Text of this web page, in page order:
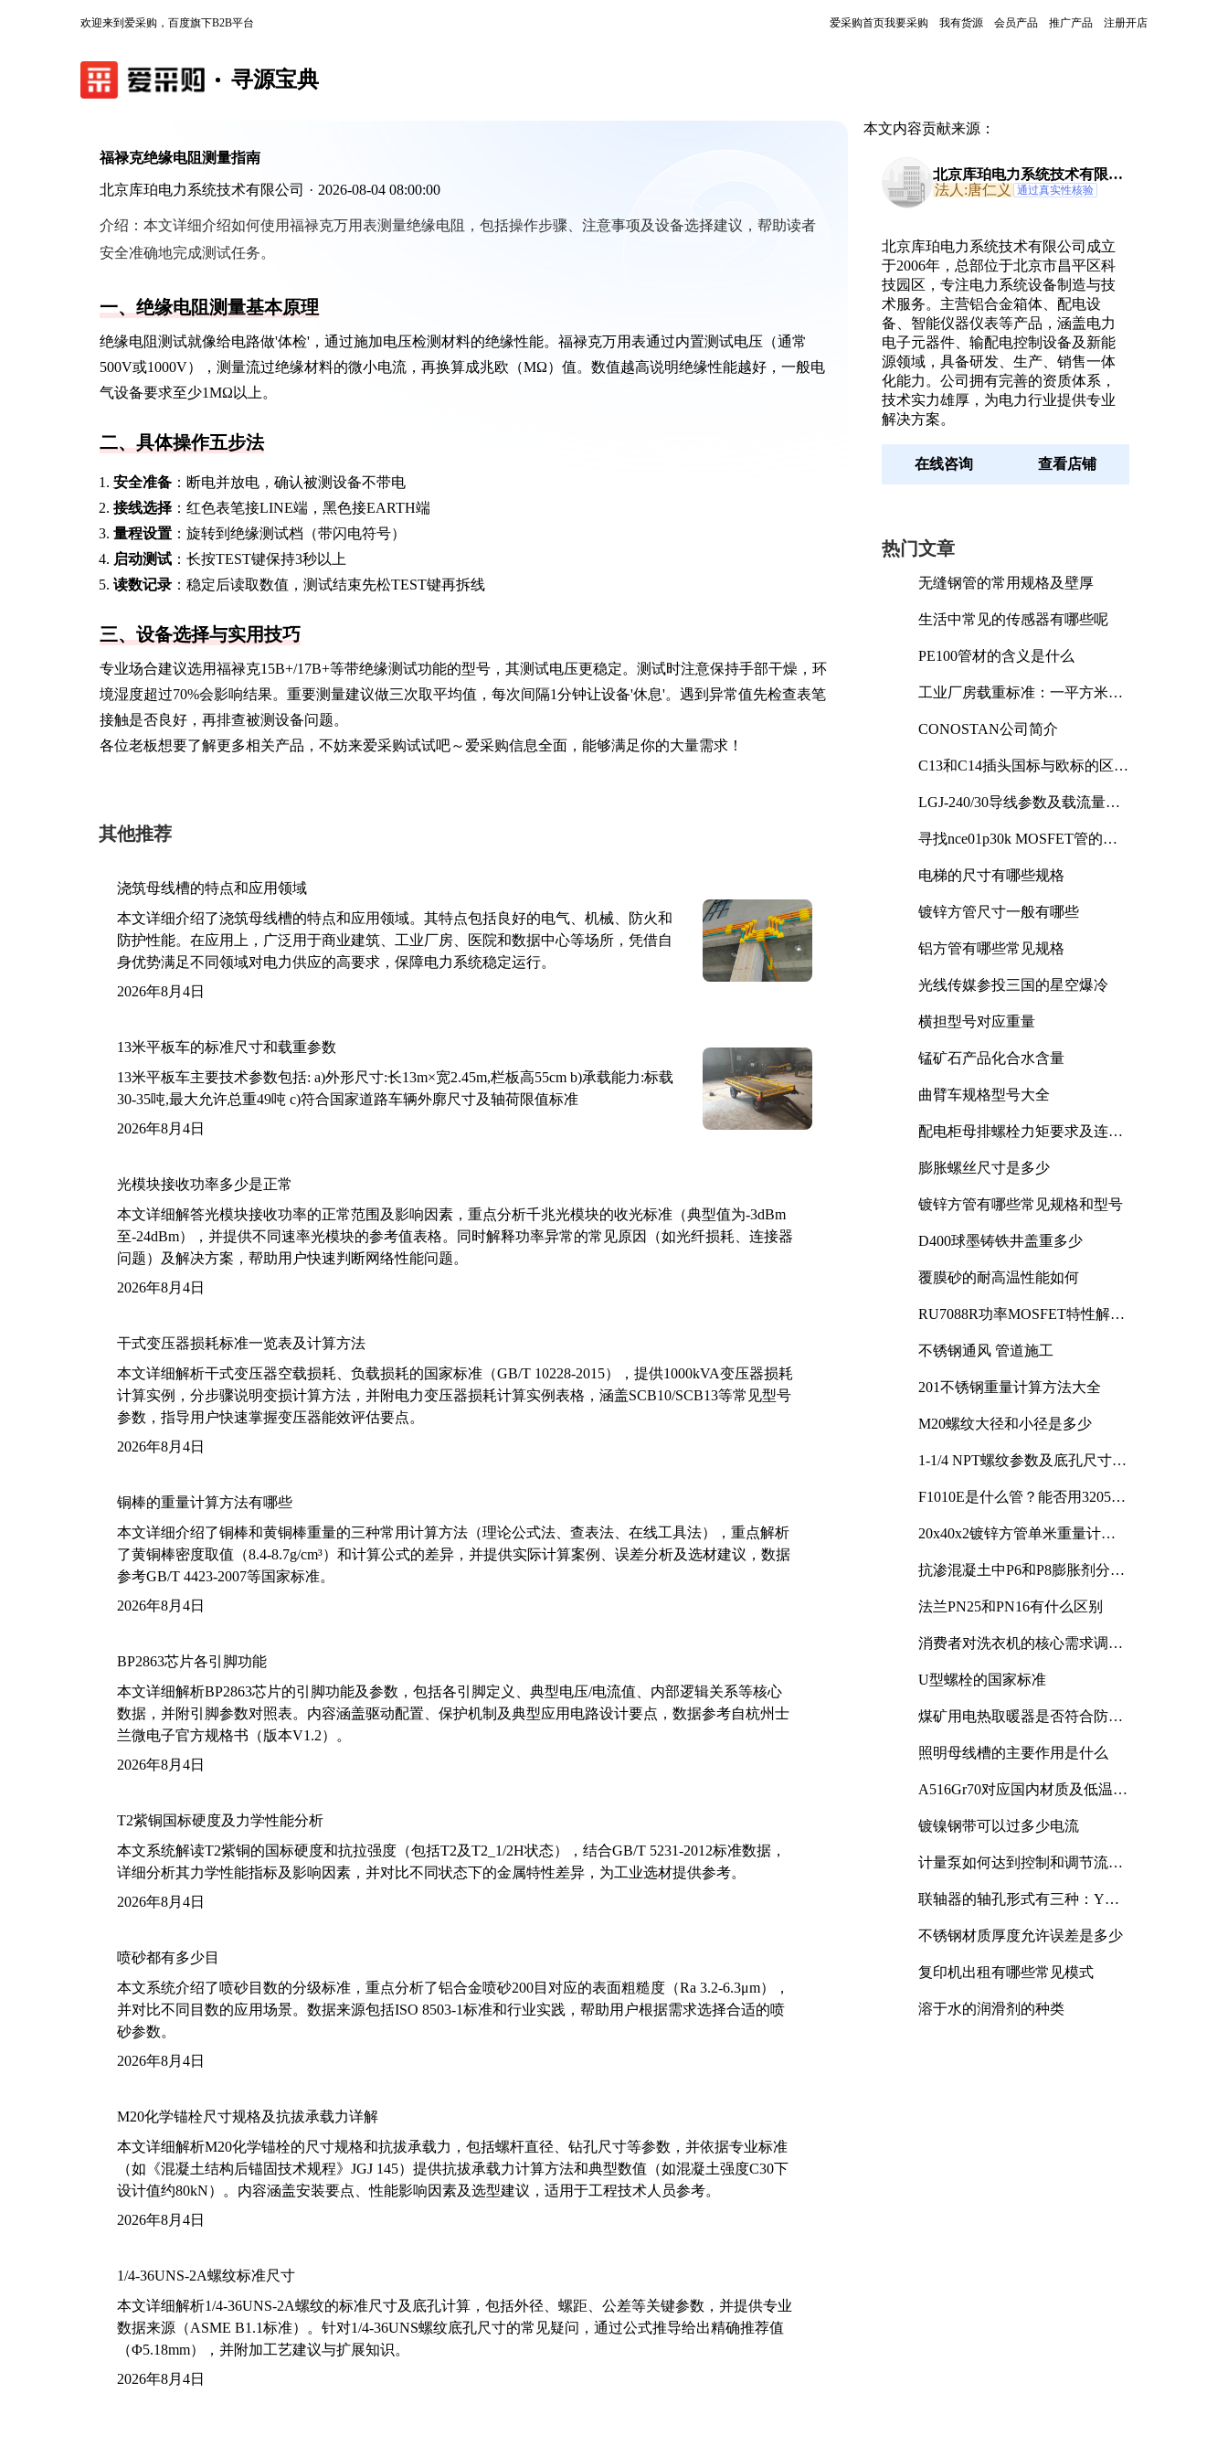
欢迎来到爱采购，百度旗下B2B平台 爱采购首页我要采购 我有货源 会员产品 推广产品 注册开店
寻源宝典
福禄克绝缘电阻测量指南
北京库珀电力系统技术有限公司 · 2026-08-04 08:00:00
介绍： 本文详细介绍如何使用福禄克万用表测量绝缘电阻，包括操作步骤、注意事项及设备选择建议，帮助读者
安全准确地完成测试任务。
一、绝缘电阻测量基本原理
绝缘电阻测试就像给电路做'体检'，通过施加电压检测材料的绝缘性能。福禄克万用表通过内置测试电压（通常
500V或1000V），测量流过绝缘材料的微小电流，再换算成兆欧（MΩ）值。数值越高说明绝缘性能越好，一般电
气设备要求至少1MΩ以上。
二、具体操作五步法
安全准备 ：断电并放电，确认被测设备不带电
接线选择 ：红色表笔接LINE端，黑色接EARTH端
量程设置 ：旋转到绝缘测试档（带闪电符号）
启动测试 ：长按TEST键保持3秒以上
读数记录 ：稳定后读取数值，测试结束先松TEST键再拆线
三、设备选择与实用技巧
专业场合建议选用福禄克15B+/17B+等带绝缘测试功能的型号，其测试电压更稳定。测试时注意保持手部干燥，环
境湿度超过70%会影响结果。重要测量建议做三次取平均值，每次间隔1分钟让设备'休息'。遇到异常值先检查表笔
接触是否良好，再排查被测设备问题。
各位老板想要了解更多相关产品，不妨来爱采购试试吧～爱采购信息全面，能够满足你的大量需求！
其他推荐
浇筑母线槽的特点和应用领域
本文详细介绍了浇筑母线槽的特点和应用领域。其特点包括良好的电气、机械、防火和
防护性能。在应用上，广泛用于商业建筑、工业厂房、医院和数据中心等场所，凭借自
身优势满足不同领域对电力供应的高要求，保障电力系统稳定运行。
2026年8月4日
13米平板车的标准尺寸和载重参数
13米平板车主要技术参数包括: a)外形尺寸:长13m×宽2.45m,栏板高55cm b)承载能力:标载
30-35吨,最大允许总重49吨 c)符合国家道路车辆外廓尺寸及轴荷限值标准
2026年8月4日
光模块接收功率多少是正常
本文详细解答光模块接收功率的正常范围及影响因素，重点分析千兆光模块的收光标准（典型值为-3dBm
至-24dBm），并提供不同速率光模块的参考值表格。同时解释功率异常的常见原因（如光纤损耗、连接器
问题）及解决方案，帮助用户快速判断网络性能问题。
2026年8月4日
干式变压器损耗标准一览表及计算方法
本文详细解析干式变压器空载损耗、负载损耗的国家标准（GB/T 10228-2015），提供1000kVA变压器损耗
计算实例，分步骤说明变损计算方法，并附电力变压器损耗计算实例表格，涵盖SCB10/SCB13等常见型号
参数，指导用户快速掌握变压器能效评估要点。
2026年8月4日
铜棒的重量计算方法有哪些
本文详细介绍了铜棒和黄铜棒重量的三种常用计算方法（理论公式法、查表法、在线工具法），重点解析
了黄铜棒密度取值（8.4-8.7g/cm³）和计算公式的差异，并提供实际计算案例、误差分析及选材建议，数据
参考GB/T 4423-2007等国家标准。
2026年8月4日
BP2863芯片各引脚功能
本文详细解析BP2863芯片的引脚功能及参数，包括各引脚定义、典型电压/电流值、内部逻辑关系等核心
数据，并附引脚参数对照表。内容涵盖驱动配置、保护机制及典型应用电路设计要点，数据参考自杭州士
兰微电子官方规格书（版本V1.2）。
2026年8月4日
T2紫铜国标硬度及力学性能分析
本文系统解读T2紫铜的国标硬度和抗拉强度（包括T2及T2_1/2H状态），结合GB/T 5231-2012标准数据，
详细分析其力学性能指标及影响因素，并对比不同状态下的金属特性差异，为工业选材提供参考。
2026年8月4日
喷砂都有多少目
本文系统介绍了喷砂目数的分级标准，重点分析了铝合金喷砂200目对应的表面粗糙度（Ra 3.2-6.3μm），
并对比不同目数的应用场景。数据来源包括ISO 8503-1标准和行业实践，帮助用户根据需求选择合适的喷
砂参数。
2026年8月4日
M20化学锚栓尺寸规格及抗拔承载力详解
本文详细解析M20化学锚栓的尺寸规格和抗拔承载力，包括螺杆直径、钻孔尺寸等参数，并依据专业标准
（如《混凝土结构后锚固技术规程》JGJ 145）提供抗拔承载力计算方法和典型数值（如混凝土强度C30下
设计值约80kN）。内容涵盖安装要点、性能影响因素及选型建议，适用于工程技术人员参考。
2026年8月4日
1/4-36UNS-2A螺纹标准尺寸
本文详细解析1/4-36UNS-2A螺纹的标准尺寸及底孔计算，包括外径、螺距、公差等关键参数，并提供专业
数据来源（ASME B1.1标准）。针对1/4-36UNS螺纹底孔尺寸的常见疑问，通过公式推导给出精确推荐值
（Φ5.18mm），并附加工艺建议与扩展知识。
2026年8月4日
本文内容贡献来源：
北京库珀电力系统技术有限公
司
法人:唐仁义 通过真实性核验
北京库珀电力系统技术有限公司成立
于2006年，总部位于北京市昌平区科
技园区，专注电力系统设备制造与技
术服务。主营铝合金箱体、配电设
备、智能仪器仪表等产品，涵盖电力
电子元器件、输配电控制设备及新能
源领域，具备研发、生产、销售一体
化能力。公司拥有完善的资质体系，
技术实力雄厚，为电力行业提供专业
解决方案。
在线咨询 查看店铺
热门文章
无缝钢管的常用规格及壁厚
生活中常见的传感器有哪些呢
PE100管材的含义是什么
工业厂房载重标准：一平方米能
CONOSTAN公司简介
C13和C14插头国标与欧标的区别
LGJ-240/30导线参数及载流量解
寻找nce01p30k MOSFET管的合
电梯的尺寸有哪些规格
镀锌方管尺寸一般有哪些
铝方管有哪些常见规格
光线传媒参投三国的星空爆冷
横担型号对应重量
锰矿石产品化合水含量
曲臂车规格型号大全
配电柜母排螺栓力矩要求及连接
膨胀螺丝尺寸是多少
镀锌方管有哪些常见规格和型号
D400球墨铸铁井盖重多少
覆膜砂的耐高温性能如何
RU7088R功率MOSFET特性解析
不锈钢通风 管道施工
201不锈钢重量计算方法大全
M20螺纹大径和小径是多少
1-1/4 NPT螺纹参数及底孔尺寸详
F1010E是什么管？能否用3205或
20x40x2镀锌方管单米重量计算
抗渗混凝土中P6和P8膨胀剂分别
法兰PN25和PN16有什么区别
消费者对洗衣机的核心需求调研
U型螺栓的国家标准
煤矿用电热取暖器是否符合防爆
照明母线槽的主要作用是什么
A516Gr70对应国内材质及低温冲
镀镍钢带可以过多少电流
计量泵如何达到控制和调节流量
联轴器的轴孔形式有三种：Y
不锈钢材质厚度允许误差是多少
复印机出租有哪些常见模式
溶于水的润滑剂的种类